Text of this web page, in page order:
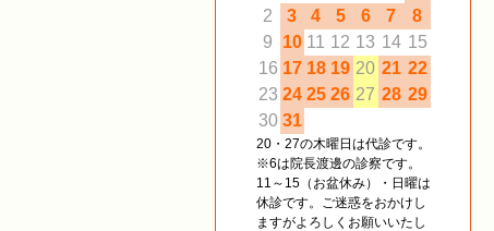
2
3 4 5 6 7
8
9
10 11 12 13 14 15
16 17 18 19 20 21 22
23 24 25 26 27 28 29
30 31
20・27の木曜日は代診です。
※6は院長渡邊の診察です。
11～15（お盆休み）・日曜は
休診です。ご迷惑をおかけし
ますがよろしくお願いいたし